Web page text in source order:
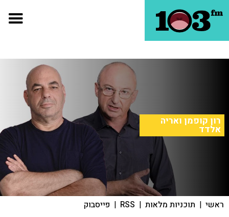
רון קופמן ואריה
אלדד
ראשי | תוכניות מלאות |
RSS
| פייסבוק